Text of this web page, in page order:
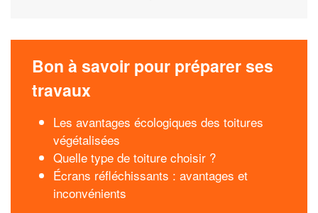
Bon à savoir pour préparer ses
travaux
Les avantages écologiques des toitures
végétalisées
Quelle type de toiture choisir ?
Écrans réfléchissants : avantages et
inconvénients